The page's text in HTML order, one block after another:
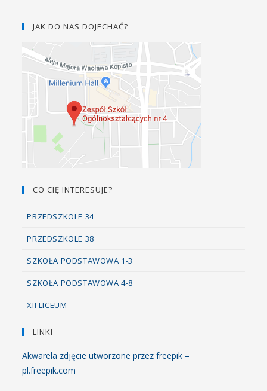
JAK DO NAS DOJECHAĆ?
CO CIĘ INTERESUJE?
PRZEDSZKOLE 34
PRZEDSZKOLE 38
SZKOŁA PODSTAWOWA 1-3
SZKOŁA PODSTAWOWA 4-8
XII LICEUM
LINKI
Akwarela zdjęcie utworzone przez freepik –
pl.freepik.com